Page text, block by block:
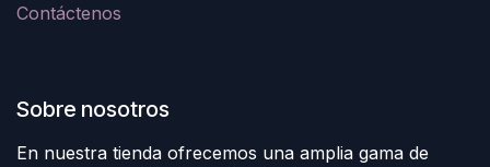
Contáctenos
Sobre nosotros
En nuestra tienda ofrecemos una amplia gama de